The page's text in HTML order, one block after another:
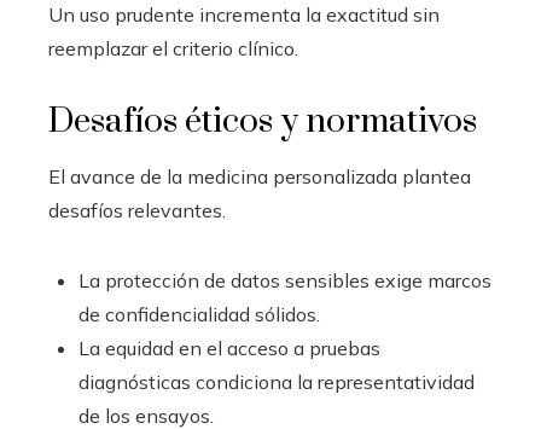
Un uso prudente incrementa la exactitud sin
reemplazar el criterio clínico.
Desafíos éticos y normativos
El avance de la medicina personalizada plantea
desafíos relevantes.
La protección de datos sensibles exige marcos
de confidencialidad sólidos.
La equidad en el acceso a pruebas
diagnósticas condiciona la representatividad
de los ensayos.